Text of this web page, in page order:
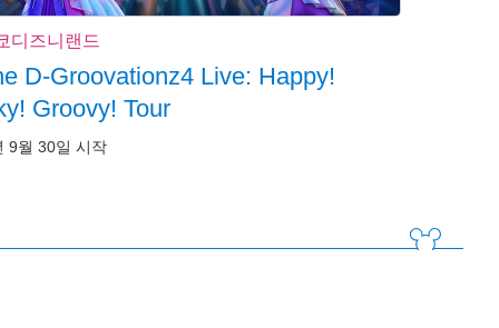
디즈니랜드
D-Groovationz4 Live: Happy!
Groovy! Tour
9월 30일 시작